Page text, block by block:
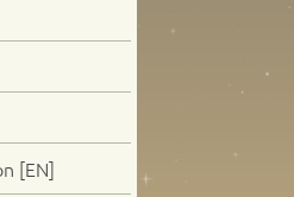
[EN]